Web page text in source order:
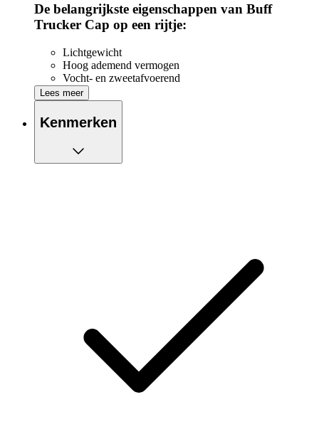
De belangrijkste eigenschappen van Buff
Trucker Cap op een rijtje:
Lichtgewicht
Hoog ademend vermogen
Vocht- en zweetafvoerend
Mesh zijpanelen en achterkant voor meer ventilatie en
luchtcirculatie
Verstelbare snapbacksluiting voor persoonlijke pasvorm
Geìntegreerde zweetband aan de binnenkant
Lees meer
Kenmerken